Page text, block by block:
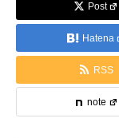
Post
Hatena
RSS
note